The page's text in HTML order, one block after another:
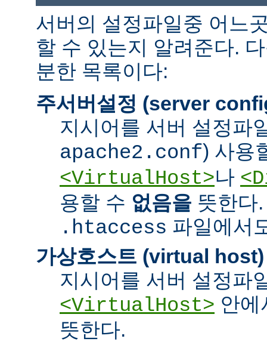
서버의 설정파일중 어느
할 수 있는지 알려준다.
분한 목록이다:
주서버설정 (server
지시어를 서버 설정파
apache2.conf) 사용
<VirtualHost>나
용할 수 없음을 뜻한다
.htaccess 파일에서
가상호스트 (virtual host)
지시어를 서버 설정파
<VirtualHost> 안에
뜻한다.